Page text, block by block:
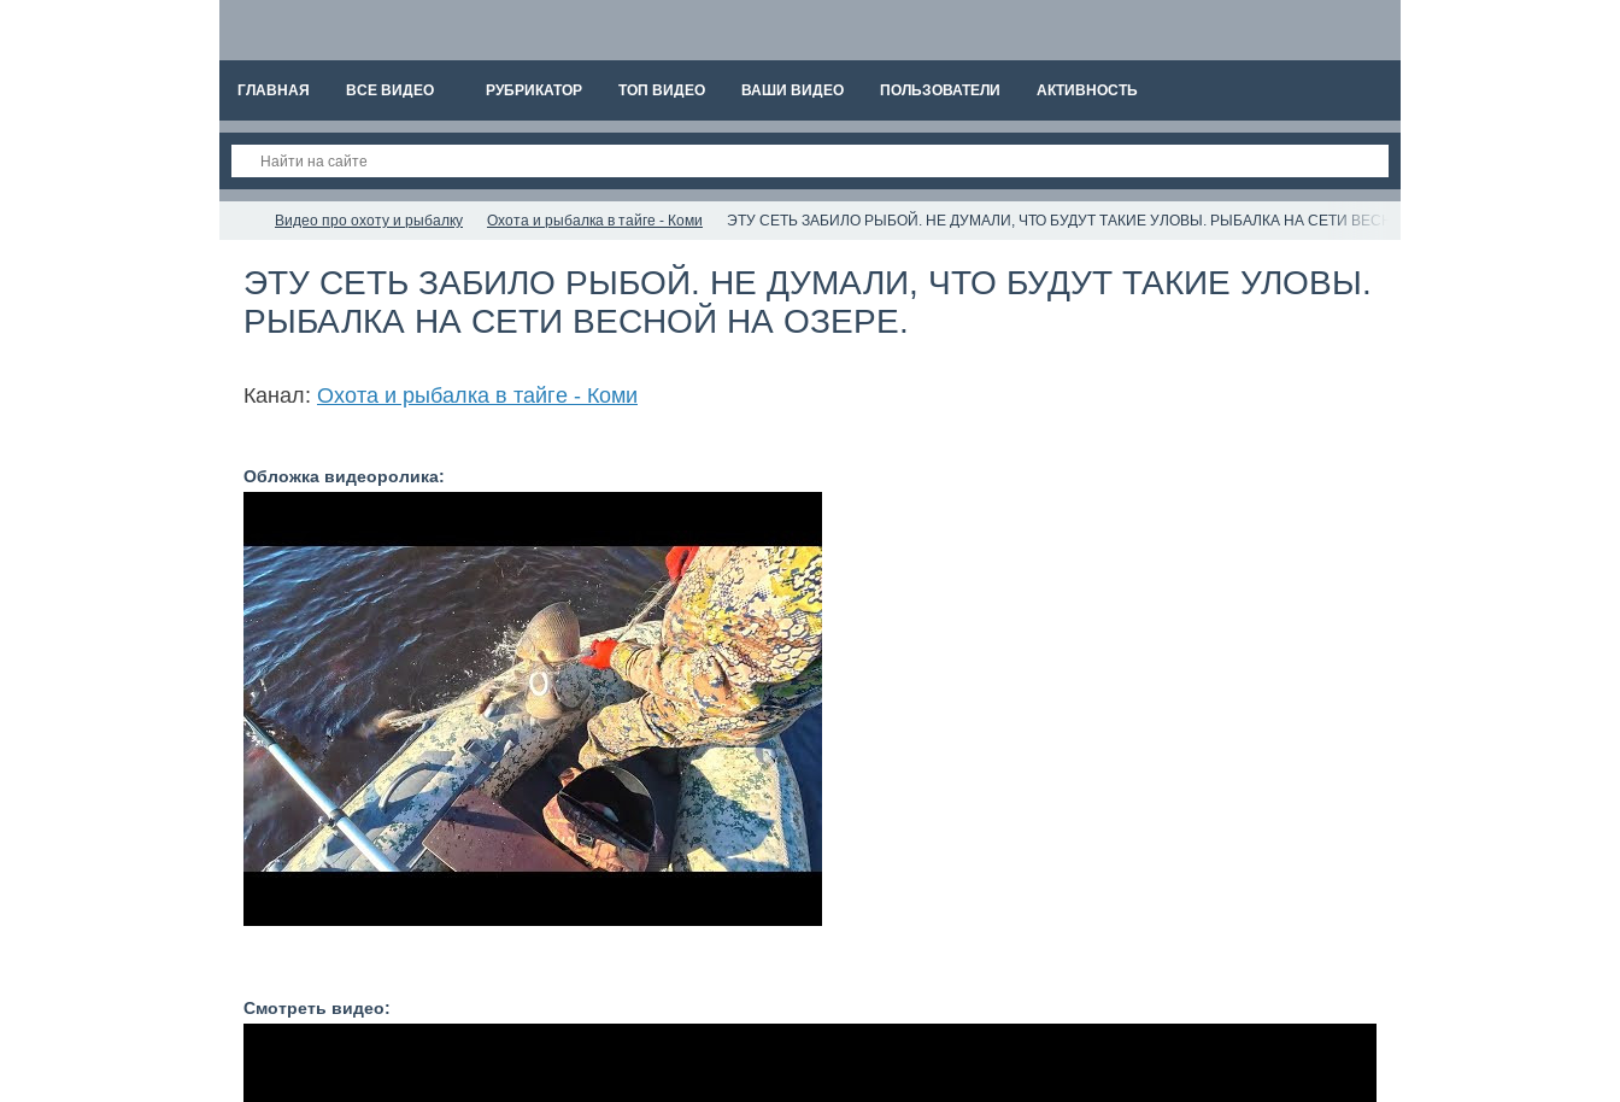
ГЛАВНАЯ ВСЕ ВИДЕО РУБРИКАТОР ТОП ВИДЕО ВАШИ ВИДЕО ПОЛЬЗОВАТЕЛИ АКТИВНОСТЬ
Видео про охоту и рыбалку Охота и рыбалка в тайге - Коми ЭТУ СЕТЬ ЗАБИЛО РЫБОЙ. НЕ ДУМАЛИ, ЧТО БУДУТ ТАКИЕ УЛОВЫ. РЫБАЛКА НА СЕТИ ВЕСНОЙ НА ОЗЕРЕ.
ЭТУ СЕТЬ ЗАБИЛО РЫБОЙ. НЕ ДУМАЛИ, ЧТО БУДУТ ТАКИЕ УЛОВЫ.
РЫБАЛКА НА СЕТИ ВЕСНОЙ НА ОЗЕРЕ.
Канал: Охота и рыбалка в тайге - Коми
Обложка видеоролика:
Смотреть видео: